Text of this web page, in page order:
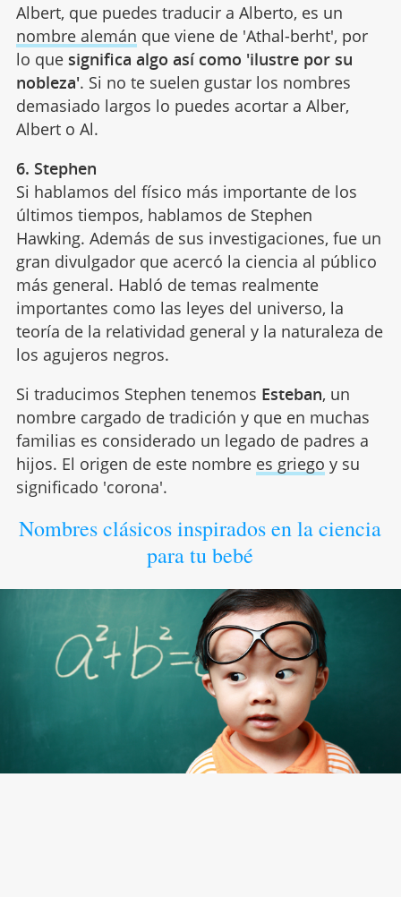
Albert, que puedes traducir a Alberto, es un
nombre alemán que viene de 'Athal-berht', por
lo quesignifica algo así como 'ilustre por su
nobleza'. Si no te suelen gustar los nombres
demasiado largos lo puedes acortar a Alber,
Albert o Al.
6. Stephen
Si hablamos del físico más importante de los
últimos tiempos, hablamos de Stephen
Hawking. Además de sus investigaciones, fue un
gran divulgador que acercó la ciencia al público
más general. Habló de temas realmente
importantes como las leyes del universo, la
teoría de la relatividad general y la naturaleza de
los agujeros negros.
Si traducimos Stephen tenemos Esteban, un
nombre cargado de tradición y que en muchas
familias es considerado un legado de padres a
hijos. El origen de este nombre es griego y su
significado 'corona'.
Nombres clásicos inspirados en la ciencia
para tu bebé